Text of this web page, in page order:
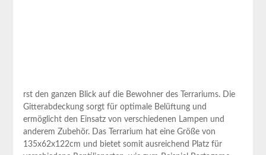
rst den ganzen Blick auf die Bewohner des Terrariums. Die
Gitterabdeckung sorgt für optimale Belüftung und
ermöglicht den Einsatz von ‌verschiedenen Lampen und
anderem Zubehör. Das Terrarium hat eine Größe von
135x62x122cm ⁤und bietet somit ausreichend Platz ​für